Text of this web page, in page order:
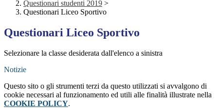
Questionari studenti 2019 >
Questionari Liceo Sportivo
Questionari Liceo Sportivo
Selezionare la classe desiderata dall'elenco a sinistra
Notizie
Questo sito o gli strumenti terzi da questo utilizzati si avvalgono di
cookie necessari al funzionamento ed utili alle finalità illustrate nella
COOKIE POLICY.